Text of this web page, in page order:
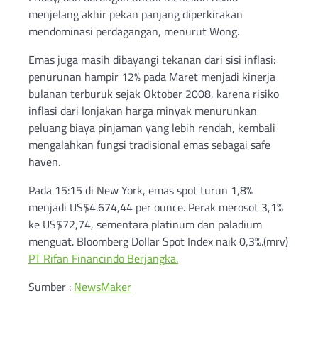
menjelang akhir pekan panjang diperkirakan
mendominasi perdagangan, menurut Wong.
Emas juga masih dibayangi tekanan dari sisi inflasi:
penurunan hampir 12% pada Maret menjadi kinerja
bulanan terburuk sejak Oktober 2008, karena risiko
inflasi dari lonjakan harga minyak menurunkan
peluang biaya pinjaman yang lebih rendah, kembali
mengalahkan fungsi tradisional emas sebagai safe
haven.
Pada 15:15 di New York, emas spot turun 1,8%
menjadi US$4.674,44 per ounce. Perak merosot 3,1%
ke US$72,74, sementara platinum dan paladium
menguat. Bloomberg Dollar Spot Index naik 0,3%.(mrv)
PT Rifan Financindo Berjangka.
Sumber : NewsMaker